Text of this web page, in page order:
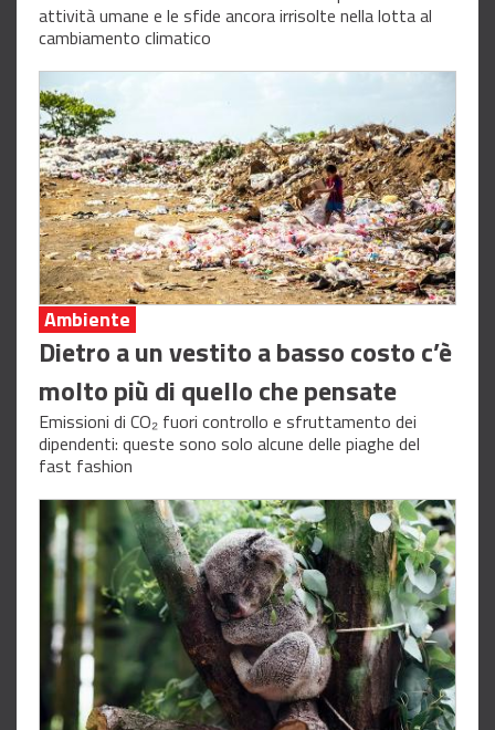
attività umane e le sfide ancora irrisolte nella lotta al
cambiamento climatico
Ambiente
Dietro a un vestito a basso costo c’è
molto più di quello che pensate
Emissioni di CO₂ fuori controllo e sfruttamento dei
dipendenti: queste sono solo alcune delle piaghe del
fast fashion